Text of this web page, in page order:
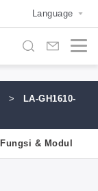
Language
>
LA-GH1610-
Fungsi & Modul